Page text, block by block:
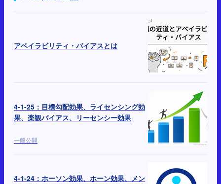
アベイラビリティ・バイアスとは
4-1-25：目標勾配効果、ライセンシング効
果、楽観バイアス、リーセンシー効果
一般公開
4-1-24：ホーソン効果、ホーン効果、メン